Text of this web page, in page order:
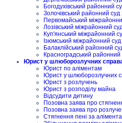
Богодухівський районний
Золочівський районний суд
Первомайський
Лозівський міжрайонний суд
Куп'янський міжрайонний
Ізюмський міжрайонний суд
Балаклійський районний
Красноградський районний
Юрист у шлюборозлучних
Юрист по аліментам
Юрист у шлюборозлучних
Юрист з розлучень
Юрист з розподілу майна
Відсудити дитину
Позовна заява про
Позовна заява про
Стягнення пені за